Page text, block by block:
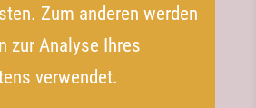
Zum anderen werden
zur Analyse Ihres
verwendet.